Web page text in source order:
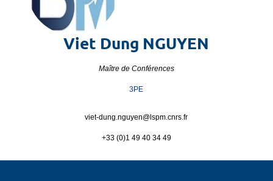
Viet Dung NGUYEN
Maître de Conférences
3PE
viet-dung.nguyen@ lspm.cnrs.fr
+33 (0)1 49 40 34 49